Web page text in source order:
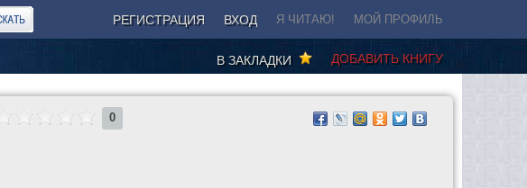
РЕГИСТРАЦИЯ ВХОД Я ЧИТАЮ! МОЙ ПРОФИЛЬ
ДОБАВИТЬ КНИГУ
В ЗАКЛАДКИ
0